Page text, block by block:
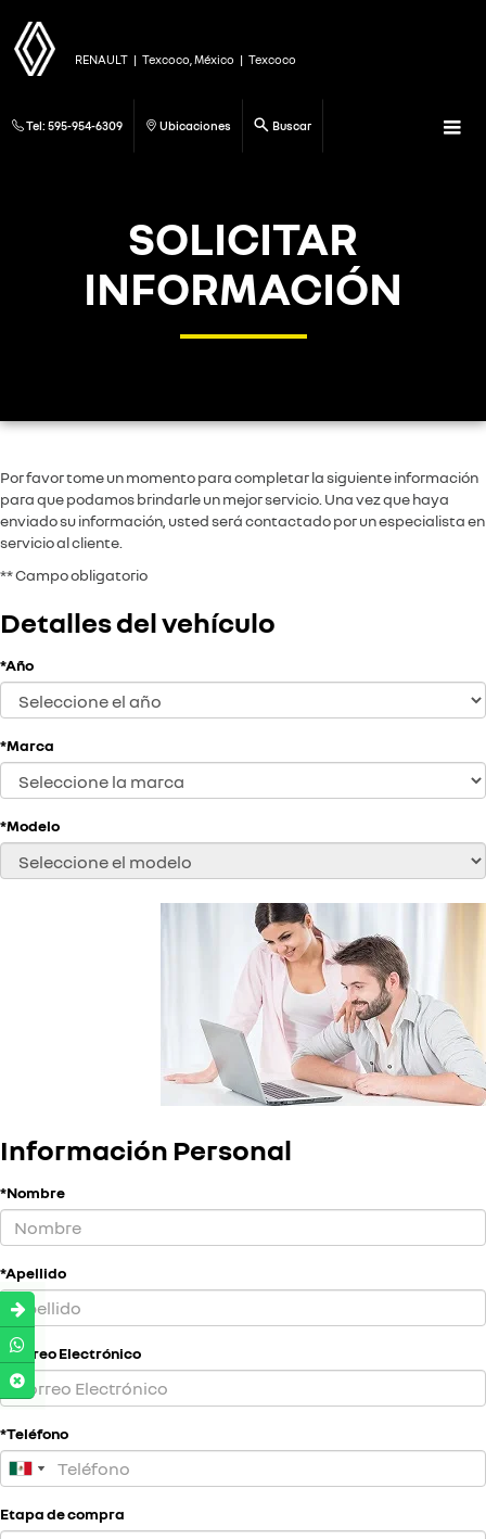
RENAULT | Texcoco, México | Texcoco
Tel: 595-954-6309 Ubicaciones Buscar
SOLICITAR
INFORMACIÓN
Por favor tome un momento para completar la siguiente información
para que podamos brindarle un mejor servicio. Una vez que haya
enviado su información, usted será contactado por un especialista en
servicio al cliente.
** Campo obligatorio
Detalles del vehículo
*Año
*Marca
*Modelo
Información Personal
*Nombre
*Apellido
*Correo Electrónico
*Teléfono
Etapa de compra